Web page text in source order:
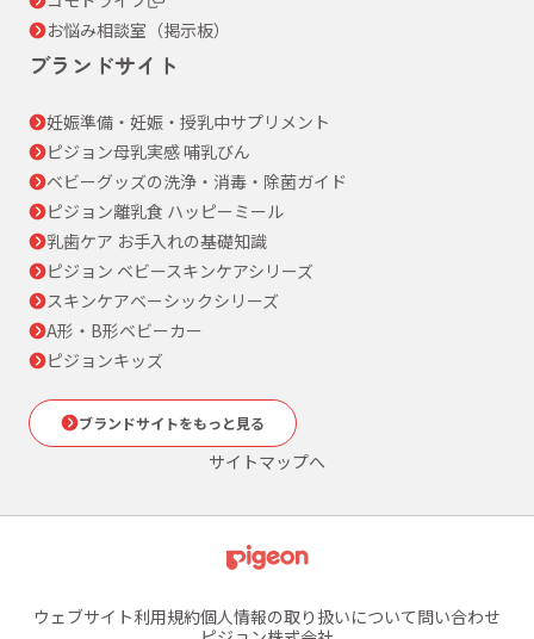
お悩み相談室（掲示板）
ブランドサイト
妊娠準備・妊娠・授乳中サプリメント
ピジョン母乳実感 哺乳びん
ベビーグッズの洗浄・消毒・除菌ガイド
ピジョン離乳食 ハッピーミール
乳歯ケア お手入れの基礎知識
ピジョン ベビースキンケアシリーズ
スキンケアベーシックシリーズ
A形・B形ベビーカー
ピジョンキッズ
ブランドサイトをもっと見る
サイトマップへ
ウェブサイト利用規約個人情報の取り扱いについて問い合わせ